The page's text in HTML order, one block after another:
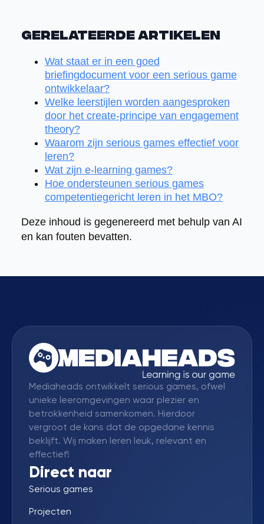
Gerelateerde artikelen
Wat staat er in een goed
briefingdocument voor een serious game
ontwikkelaar?
Welke leerstijlen worden aangesproken
door het create-principe van engagement
theory?
Waarom zijn serious games effectief voor
leren?
Wat zijn e-learning games?
Hoe ondersteunen serious games
competentiegericht leren in het MBO?
Deze inhoud is gegenereerd met behulp van AI
en kan fouten bevatten.
Mediaheads ontwikkelt serious games, ofwel
unieke leeromgevingen waar plezier en
betrokkenheid samenkomen. Hierdoor
vergroot de kans dat de opgedane kennis
beklijft. Wij maken leren leuk, relevant en
effectief!
Direct naar
Serious games
Projecten